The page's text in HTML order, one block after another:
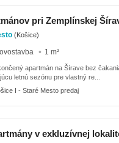
(Košice)
1 m²
apartmán na Šírave bez
letnú sezónu pre vlastný re...
I - Staré Mesto predaj